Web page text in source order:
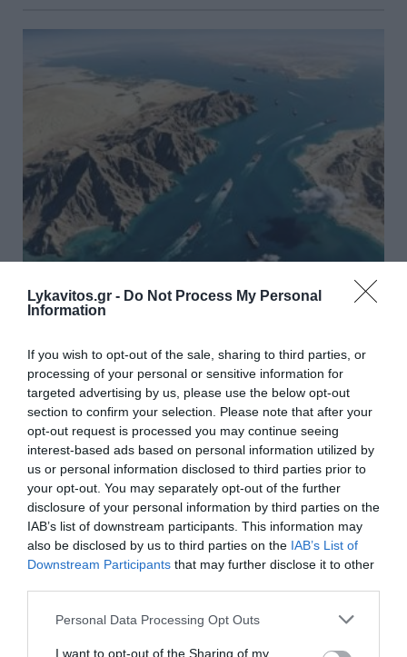
Lykavitos.gr - Do Not Process My Personal
Information
If you wish to opt-out of the sale, sharing to third parties, or
processing of your personal or sensitive information for
targeted advertising by us, please use the below opt-out
section to confirm your selection. Please note that after your
opt-out request is processed you may continue seeing
interest-based ads based on personal information utilized by
us or personal information disclosed to third parties prior to
your opt-out. You may separately opt-out of the further
disclosure of your personal information by third parties on the
IAB’s list of downstream participants. This information may
also be disclosed by us to third parties on the IAB’s List of
Downstream Participants that may further disclose it to other
Please note that this website/app uses one or more Google
not limited to your visit or usage behaviour. You may click to
Personal Data Processing Opt Outs
I want to opt-out of the Sharing of my
Ιράν: Σχέδιο για απαγόρευση
διέλευσης αμερικανικών και
ισραηλινών πλοίων από τα Στενά
του Ορμούζ
Νέα ένταση διαμορφώνεται στον Περσικό Κόλπο,
καθώς το Ιράν εξετάζει σχέδιο νόμου που προβλέπει
την απαγόρευση διέλευσης πλοίων των Ηνωμένων
Πολιτειών, του Ισραήλ και άλλων χωρών που
χαρακτηρίζει ως «εχθρικές» α...
08:16 | 07 Αυγούστου 2026 Πλανήτης